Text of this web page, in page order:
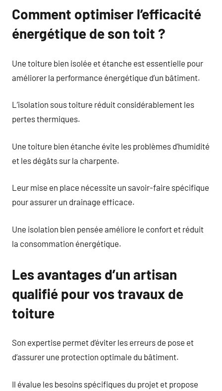
Comment optimiser l’efficacité
énergétique de son toit ?
Une toiture bien isolée et étanche est essentielle pour
améliorer la performance énergétique d’un bâtiment.
L’isolation sous toiture réduit considérablement les
pertes thermiques.
Une toiture bien étanche évite les problèmes d’humidité
et les dégâts sur la charpente.
Leur mise en place nécessite un savoir-faire spécifique
pour assurer un drainage efficace.
Une isolation bien pensée améliore le confort et réduit
la consommation énergétique.
Les avantages d’un artisan
qualifié pour vos travaux de
toiture
Son expertise permet d’éviter les erreurs de pose et
d’assurer une protection optimale du bâtiment.
Il évalue les besoins spécifiques du projet et propose